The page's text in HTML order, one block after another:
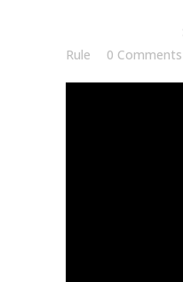
Rule
0 Comments